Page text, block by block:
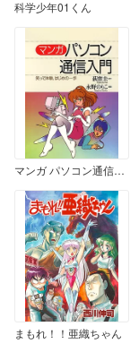
科学少年01くん
マンガ パソコン通信入門
まもれ！！亜織ちゃん